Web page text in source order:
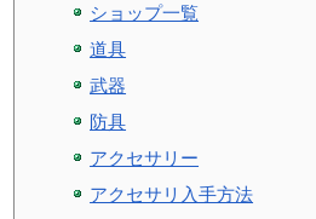
ショップ一覧
道具
武器
防具
アクセサリー
アクセサリ入手方法